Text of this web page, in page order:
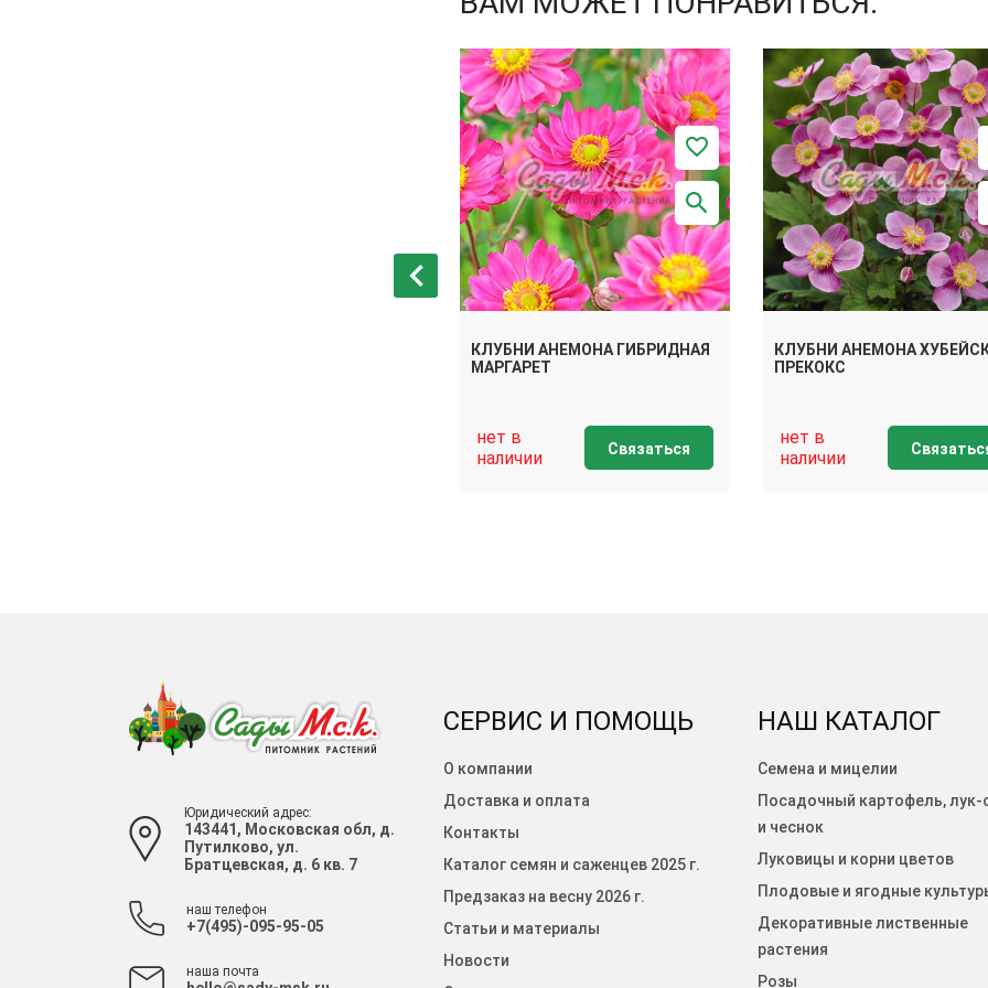
КЛУБНИ АНЕМОНА ГИБРИДНАЯ
МАРГАРЕТ
нет в
наличии
Связаться
КЛУБНИ АНЕМОНА
ПРЕКОКС
нет в
наличии
Юридический адрес:
143441, Московская обл, д.
Путилково, ул.
Братцевская, д. 6 кв. 7
наш телефон
+7(495)-095-95-05
наша почта
СЕРВИС И ПОМОЩЬ
О компании
Доставка и оплата
Контакты
Каталог семян и саженцев 2025 г.
Предзаказ на весну 2026 г.
Статьи и материалы
Новости
НАШ КАТАЛОГ
Семена и мицелии
Посадочный картофель, лук-
и чеснок
Луковицы и корни цветов
Плодовые и ягодные
Декоративные лиственные
растения
Розы